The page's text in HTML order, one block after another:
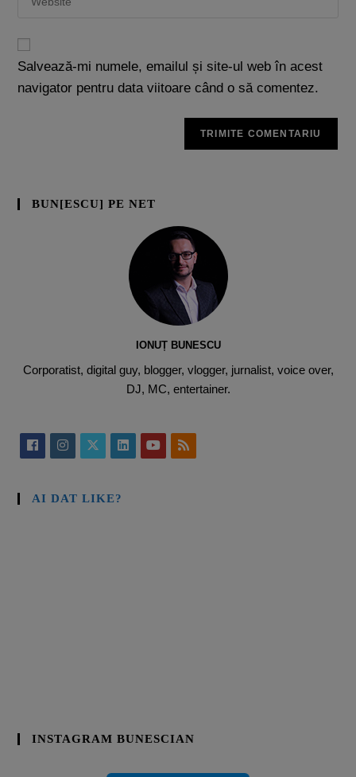
Salvează-mi numele, emailul și site-ul web în acest
navigator pentru data viitoare când o să comentez.
BUN[ESCU] PE NET
IONUȚ BUNESCU
Corporatist, digital guy, blogger, vlogger, jurnalist, voice over,
DJ, MC, entertainer.
AI DAT LIKE?
INSTAGRAM BUNESCIAN